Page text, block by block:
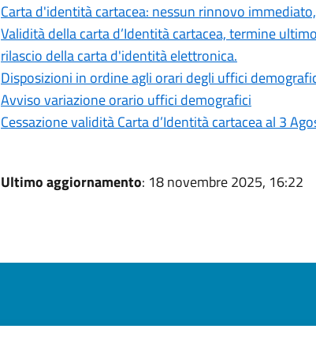
Carta d'identità cartacea: nessun rinnovo
Validità della carta d’Identità cartacea, termine
rilascio della carta d'identità elettronica.
Disposizioni in ordine agli orari degli uffici
Avviso variazione orario uffici demografici
Cessazione validità Carta d’Identità cartacea al 3
Ultimo aggiornamento: 18 novembre 2025, 16:22